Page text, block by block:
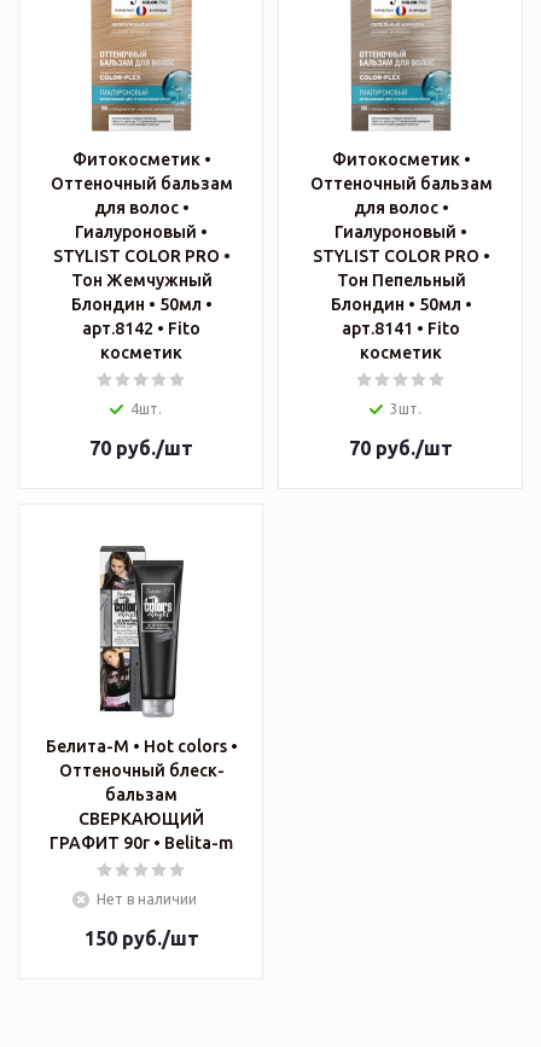
Фитокосметик •
Оттеночный бальзам
для волос •
Гиалуроновый •
STYLIST COLOR PRO •
Тон Жемчужный
Блондин • 50мл •
арт.8142 • Fito
косметик
4шт.
70 руб./шт
Фитокосметик •
Оттеночный бальзам
для волос •
Гиалуроновый •
STYLIST COLOR PRO •
Тон Пепельный
Блондин • 50мл •
арт.8141 • Fito
косметик
3шт.
70 руб./шт
Белита-М • Hot colors •
Оттеночный блеск-
бальзам
СВЕРКАЮЩИЙ
ГРАФИТ 90г • Belita-m
Нет в наличии
150руб./шт